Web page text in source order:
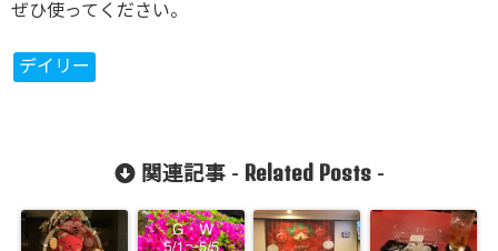
ぜひ使ってください。
デイリー
関連記事 - Related Posts-